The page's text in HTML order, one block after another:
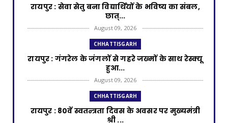
रायपुर : सेवा सेतु बना विद्यार्थियों के भविष्य का संबल,
छात्...
August 09, 2026
CHHATTISGARH
रायपुर : गंगरेल के जंगलों से गहरे जख्मों के साथ रेस्क्यू
हुआ...
August 09, 2026
CHHATTISGARH
रायपुर : 80वें स्वतन्त्रता दिवस के अवसर पर मुख्यमंत्री
श्री ...